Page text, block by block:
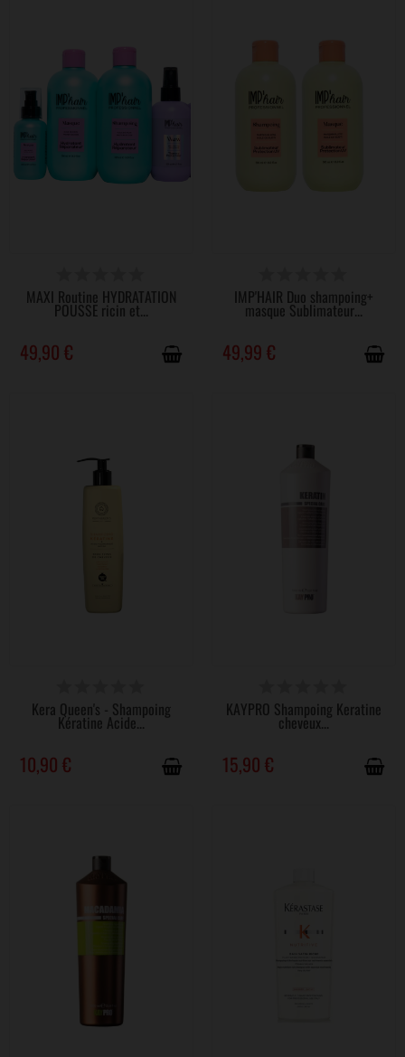
MAXI Routine HYDRATATION
POUSSE ricin et...
49,90 €
IMP'HAIR Duo shampoing+
masque Sublimateur...
49,99 €
Kera Queen's - Shampoing
Kératine Acide...
10,90 €
KAYPRO Shampoing Keratine
cheveux...
15,90 €